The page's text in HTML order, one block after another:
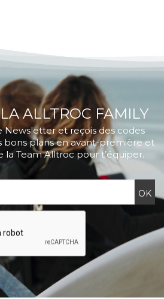
ALLTROC FAMILY
et reçois des codes
bons plans en avant-première et
la Team Alltroc pour t’équiper.